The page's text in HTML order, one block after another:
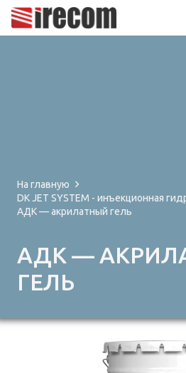
На главную
DK JET SYSTEM - инъекционная
АДК — акрилатный гель
АДК —
ГЕЛЬ